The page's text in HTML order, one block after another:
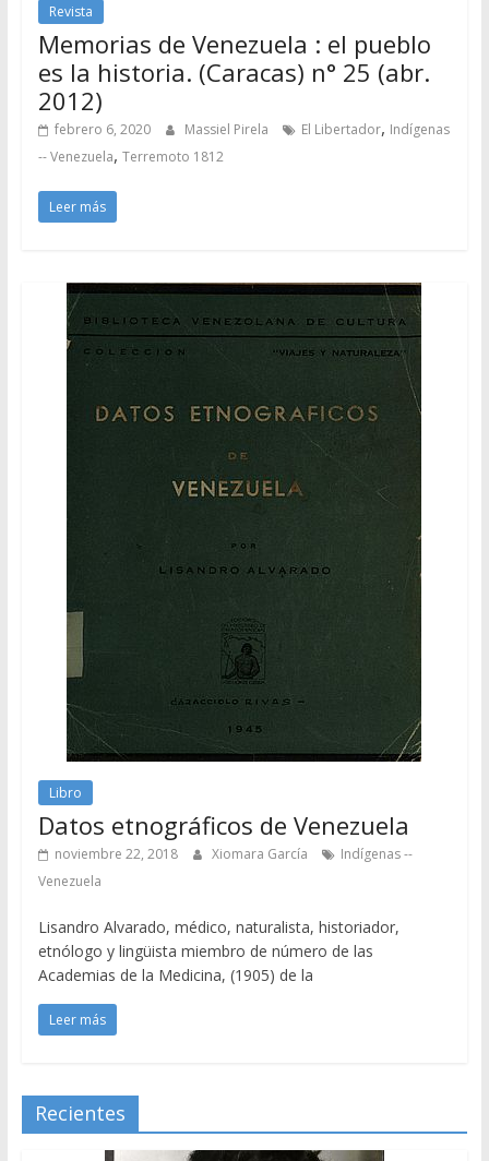
Revista
Memorias de Venezuela : el pueblo
es la historia. (Caracas) n° 25 (abr.
2012)
febrero 6, 2020 Massiel Pirela El Libertador, Indígenas
-- Venezuela, Terremoto 1812
Leer más
Libro
Datos etnográficos de Venezuela
noviembre 22, 2018 Xiomara García
Indígenas --
Venezuela
Lisandro Alvarado, médico, naturalista, historiador,
etnólogo y lingüista miembro de número de las
Academias de la Medicina, (1905) de la
Leer más
Recientes